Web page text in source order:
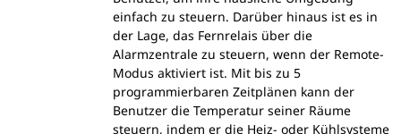
einfach zu steuern. Darüber hinaus ist es in
der Lage, das Fernrelais über die
Alarmzentrale zu steuern, wenn der Remote-
Modus aktiviert ist. Mit bis zu 5
programmierbaren Zeitplänen kann der
Benutzer die Temperatur seiner Räume
steuern, indem er die Heiz- oder Kühlsysteme